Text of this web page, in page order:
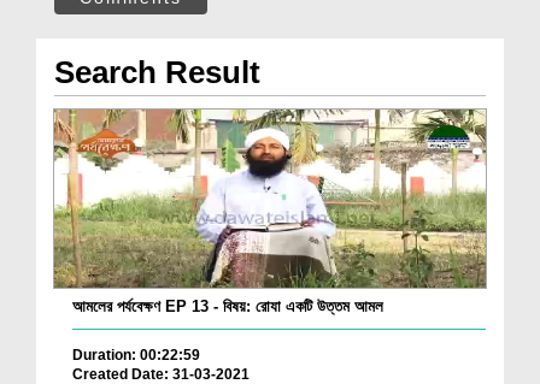
Search Result
আমলের পর্যবেক্ষণ EP 13 - বিষয়: রোযা একটি উত্তম আমল
Duration: 00:22:59
Created Date: 31-03-2021